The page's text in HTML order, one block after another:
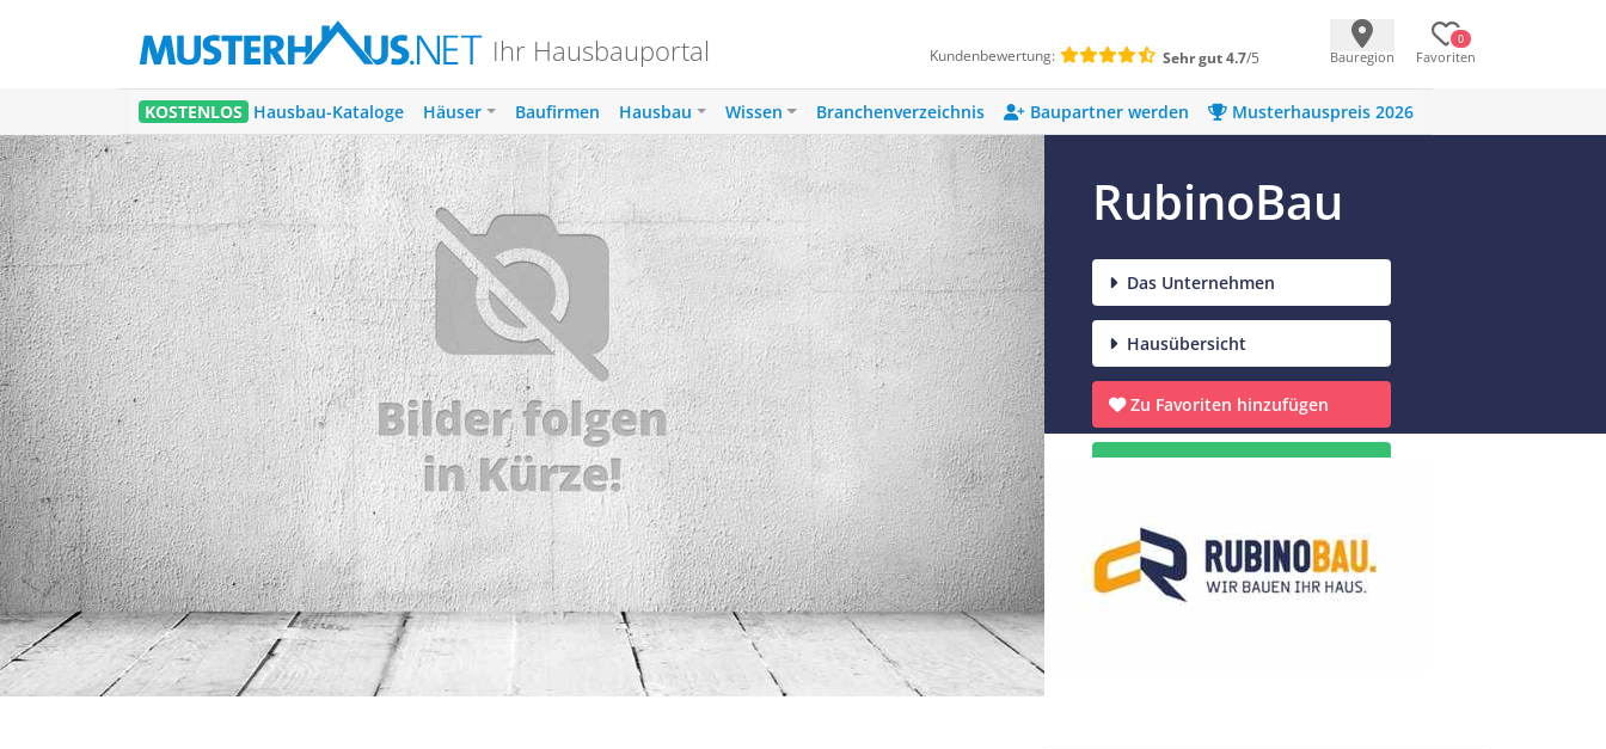
Ihr Hausbauportal Kundenbewertung: Sehr gut4.7/5 Bauregion
0
Favoriten
KOSTENLOS Hausbau-Kataloge Häuser Baufirmen Hausbau Wissen Branchenverzeichnis Baupartner werden Musterhauspreis 2026
RubinoBau
Das Unternehmen
Hausübersicht
Zu Favoriten hinzufügen
Infomaterial anfordern